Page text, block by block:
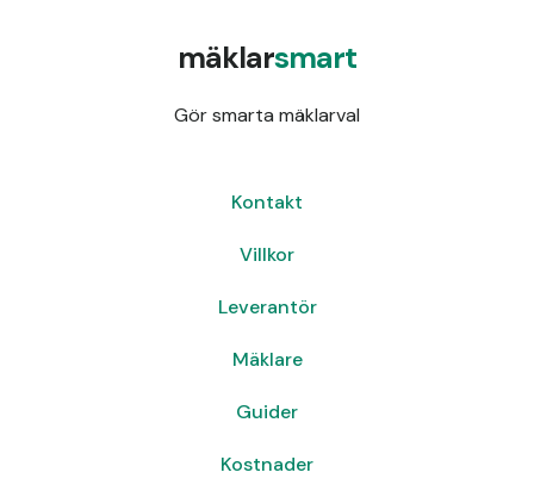
mäklarsmart
Gör smarta mäklarval
Kontakt
Villkor
Leverantör
Mäklare
Guider
Kostnader